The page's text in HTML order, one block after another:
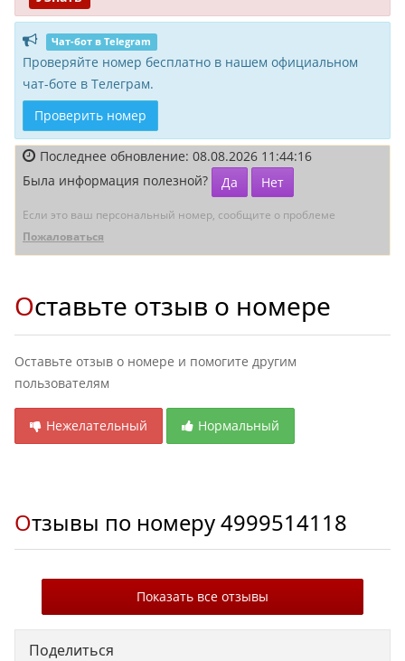
Чат-бот в Telegram
Проверяйте номер бесплатно в нашем официальном
чат-боте в Телеграм.
Проверить номер
Последнее обновление: 08.08.2026 11:44:16
Была информация полезной?
Да Нет
Если это ваш персональный номер, сообщите о проблеме
Пожаловаться
Оставьте отзыв о номере
Оставьте отзыв о номере и помогите другим
пользователям
Нежелательный Нормальный
Отзывы по номеру4999514118
Показать все отзывы
Поделиться